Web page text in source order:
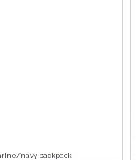
navy backpack